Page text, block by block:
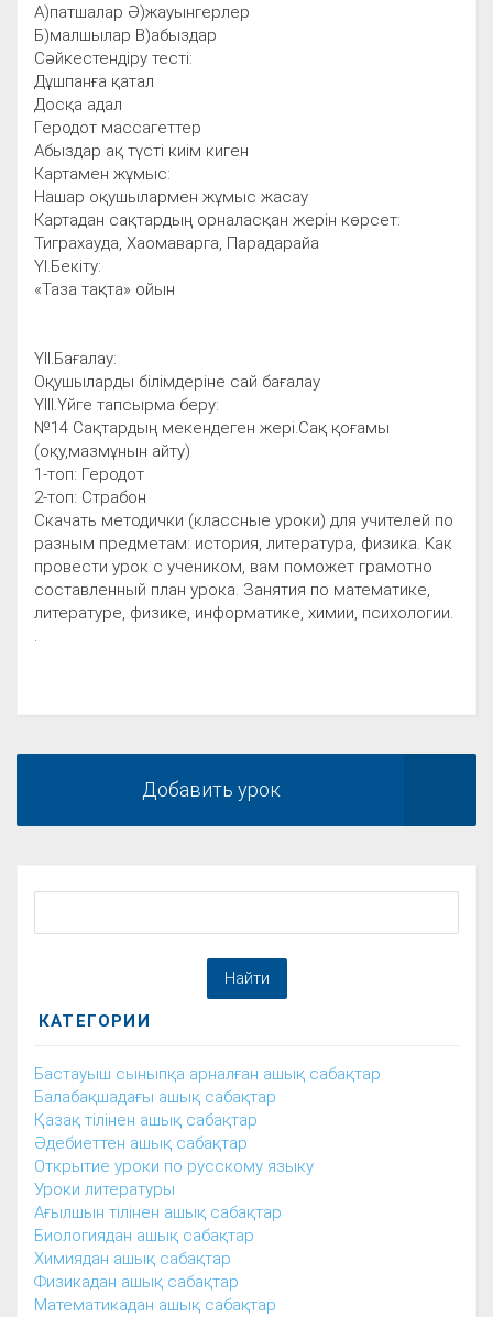
А)патшалар Ә)жауынгерлер
Б)малшылар В)абыздар
Сәйкестендіру тесті:
Дұшпанға қатал
Досқа адал
Геродот массагеттер
Абыздар ақ түсті киім киген
Картамен жұмыс:
Нашар оқушылармен жұмыс жасау
Картадан сақтардың орналасқан жерін көрсет:
Тиграхауда, Хаомаварга, Парадарайа
ҮІ.Бекіту:
«Таза тақта» ойын
ҮІІ.Бағалау:
Оқушыларды білімдеріне сай бағалау
ҮІІІ.Үйге тапсырма беру:
№14 Сақтардың мекендеген жері.Сақ қоғамы
(оқу,мазмұнын айту)
1-топ: Геродот
2-топ: Страбон
Скачать методички (классные уроки) для учителей по
разным предметам: история, литература, физика. Как
провести урок с учеником, вам поможет грамотно
составленный план урока. Занятия по математике,
литературе, физике, информатике, химии, психологии.
Добавить урок
КАТЕГОРИИ
Бастауыш сыныпқа арналған ашық сабақтар
Балабақшадағы ашық сабақтар
Қазақ тілінен ашық сабақтар
Әдебиеттен ашық сабақтар
Открытие уроки по русскому языку
Уроки литературы
Ағылшын тілінен ашық сабақтар
Биологиядан ашық сабақтар
Химиядан ашық сабақтар
Физикадан ашық сабақтар
Математикадан ашық сабақтар